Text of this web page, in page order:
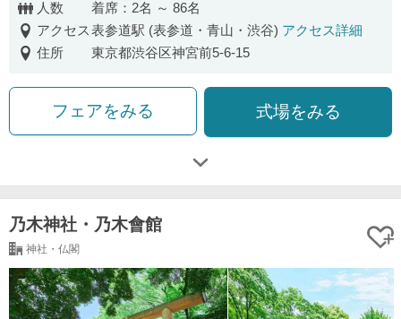
人数
着席：2名 ～ 86名
アクセス表参道駅 (表参道・青山・渋谷) アクセス詳細
住所
東京都渋谷区神宮前5-6-15
フェアをみる 式場をみる
乃木神社・乃木會館
神社・仏閣